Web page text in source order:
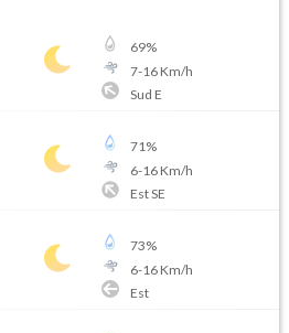
69%
7-16Km/h
Sud E
71%
6-16Km/h
Est SE
73%
6-16Km/h
Est